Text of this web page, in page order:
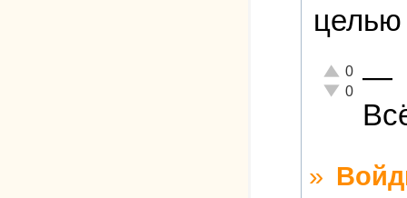
целью
Отлично!
0
Неадекватно!
0 —
»